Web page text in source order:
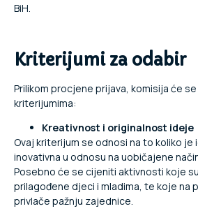
BiH.
Kriterijumi za odabir
Prilikom procjene prijava, komisija će
kriterijumima:
Kreativnost i originalnost ideje
Ovaj kriterijum se odnosi na to koliko je
inovativna u odnosu na uobičajene
Posebno će se cijeniti aktivnosti koje
prilagođene djeci i mladima, te koje na
privlače pažnju zajednice.